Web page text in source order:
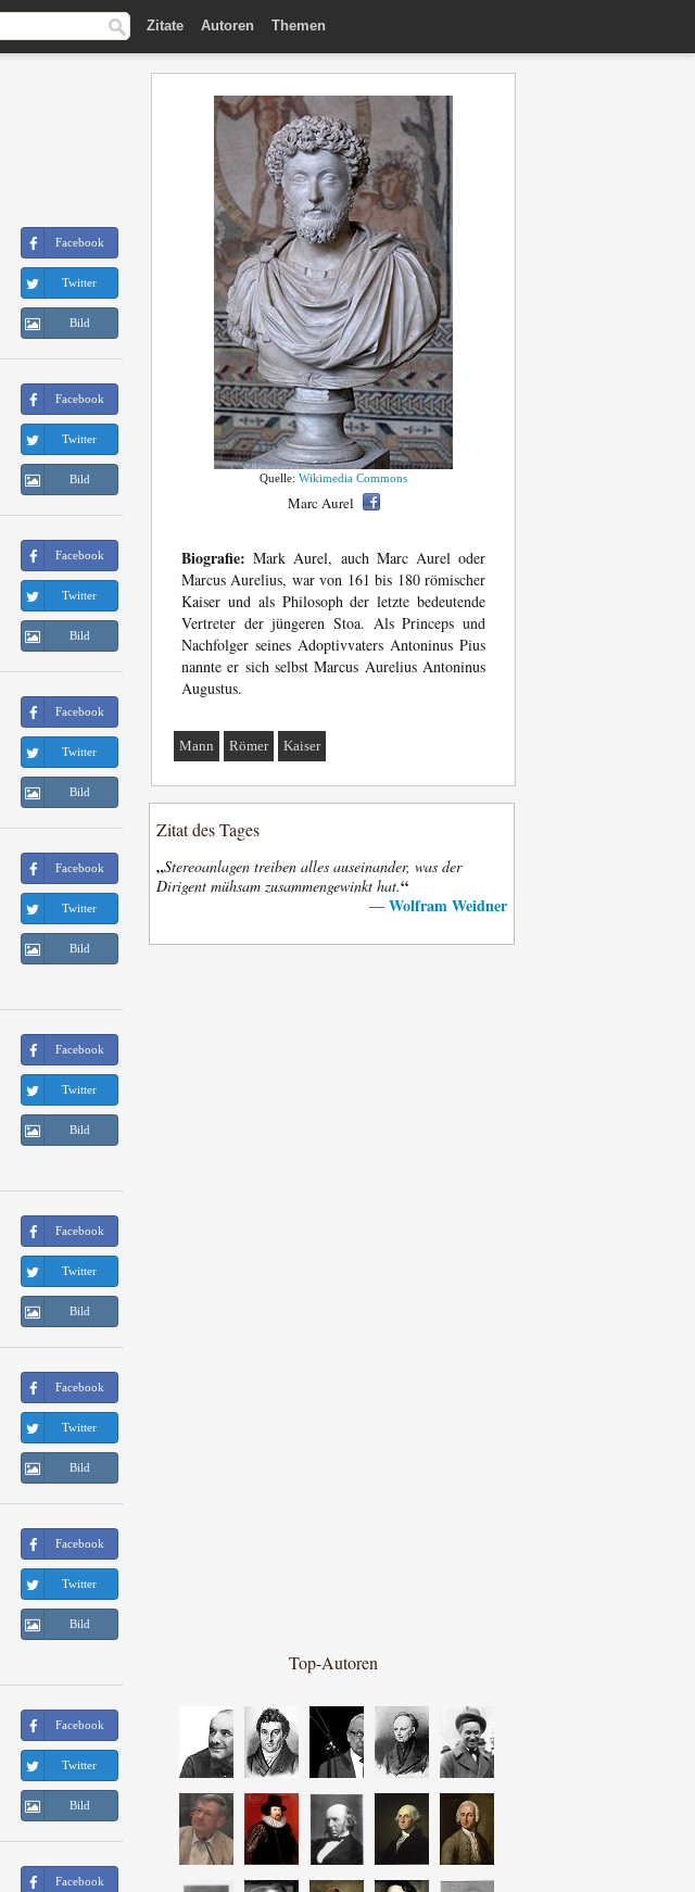
Zitate Autoren Themen
Facebook
Twitter
Bild
Facebook
Twitter
Bild
Facebook
Twitter
Bild
Facebook
Twitter
Bild
Facebook
Twitter
Bild
Facebook
Twitter
Bild
Facebook
Twitter
Bild
Facebook
Twitter
Bild
Facebook
Twitter
Bild
Facebook
Twitter
Bild
Facebook
Quelle: Wikimedia Commons
Marc Aurel
Biografie: Mark Aurel, auch Marc Aurel oder
Marcus Aurelius, war von 161 bis 180 römischer
Kaiser und als Philosoph der letzte bedeutende
Vertreter der jüngeren Stoa. Als Princeps und
Nachfolger seines Adoptivvaters Antoninus Pius
nannte er sich selbst Marcus Aurelius Antoninus
Augustus.
Mann Römer Kaiser
Zitat des Tages
„Stereoanlagen treiben alles auseinander, was der
Dirigent mühsam zusammengewinkt hat.“
— Wolfram Weidner
Top-Autoren